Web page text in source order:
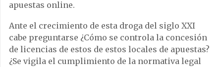
apuestas online.
Ante el crecimiento de esta droga del siglo XXI
cabe preguntarse ¿Cómo se controla la concesión
de licencias de estos de estos locales de apuestas?
¿Se vigila el cumplimiento de la normativa legal